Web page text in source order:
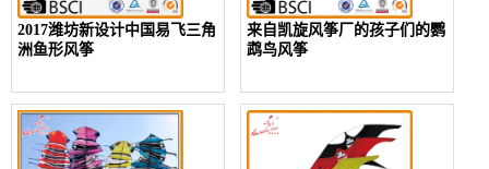
2017潍坊新设计中国易飞三角
洲鱼形风筝
来自凯旋风筝厂的孩子们的鹦
鹉鸟风筝